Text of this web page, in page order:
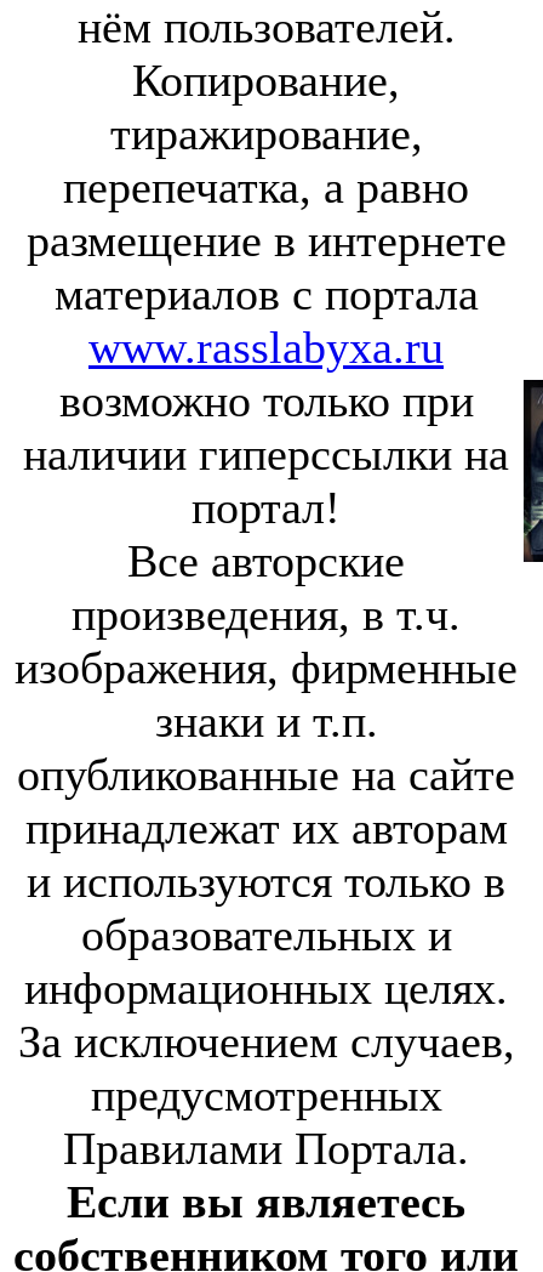
нём пользователей.
Копирование,
тиражирование,
перепечатка, а равно
размещение в интернете
материалов с портала
www.rasslabyxa.ru
возможно только при
наличии гиперссылки на
портал!
Все авторские
произведения, в т.ч.
изображения, фирменные
знаки и т.п.
опубликованные на сайте
принадлежат их авторам
и используются только в
образовательных и
информационных целях.
За исключением случаев,
предусмотренных
Правилами Портала.
Если вы являетесь
собственником того или